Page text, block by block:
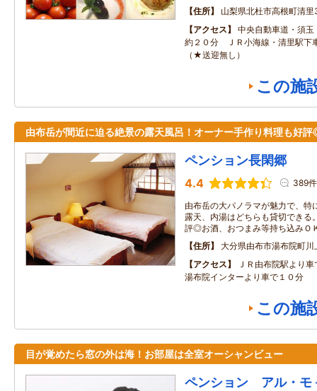
住所
山梨県北杜市高根町清
アクセス
中央自動車道・須
約２０分 ＪＲ小海線・清里駅下
（★送迎無し）
この施
由布岳が間近に迫る絶景の露天風呂！オーナー手作り料理も好
ペンション長閑郷
4.4 389件
由布岳の大パノラマが魅力で、特
露天、内湯はどちらも貸切できる
評◎お酒、おつまみ等持ち込みＯ
住所
大分県由布市湯布院町
アクセス
ＪＲ由布院駅より
湯布院インターより車で１０分
この施
目が覚めたら窓の外は海！お部屋は全室オーシャンビュー
ペンション アル・モ